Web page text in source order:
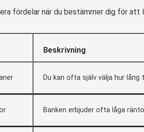
fördelar när du bestämmer dig för att
Beskrivning
Du kan ofta själv välja hur
Banken erbjuder ofta låga